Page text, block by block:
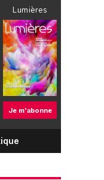
Lumières
Je m'abonne